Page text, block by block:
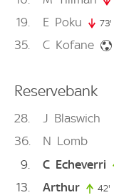
19 E Poku 73'
35 C Kofane
Reservebank
28 J Blaswich
36
N Lomb
9
C Echeverri
13 Arthur 42'